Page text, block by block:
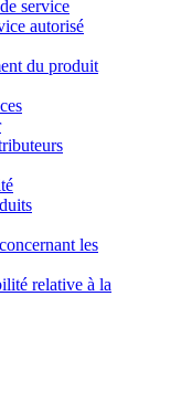
service
autorisé
du produit
les
relative à la